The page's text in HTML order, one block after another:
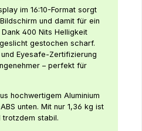
im 16:10-Format sorgt
und damit für ein
400 Nits Helligkeit
gestochen scharf.
Eyesafe-Zertifizierung
– perfekt für
hochwertigem Aluminium
unten. Mit nur 1,36 kg ist
trotzdem stabil.